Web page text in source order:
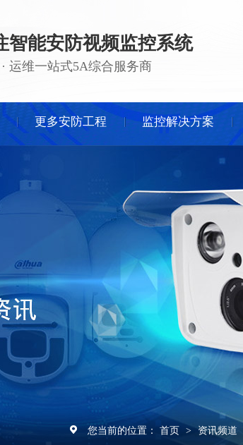
智能安防视频监控系统
运维一站式5A综合服务商
更多安防工程 监控解决方案
您当前的位置： 首页 > 资讯频道